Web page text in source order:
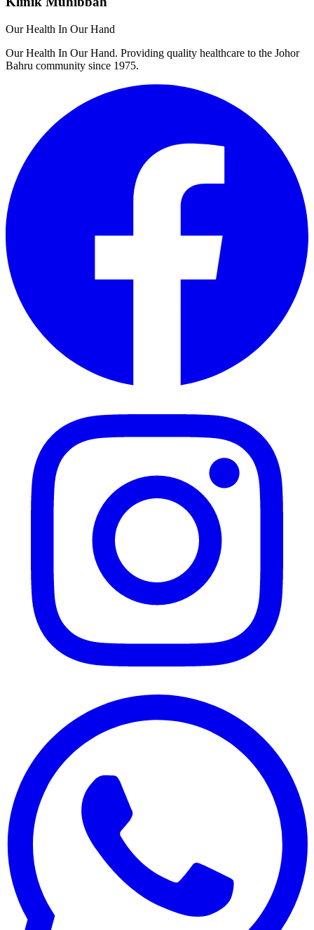
Our Health In Our Hand
Our Health In Our Hand. Providing quality healthcare to the Johor
Bahru community since 1975.